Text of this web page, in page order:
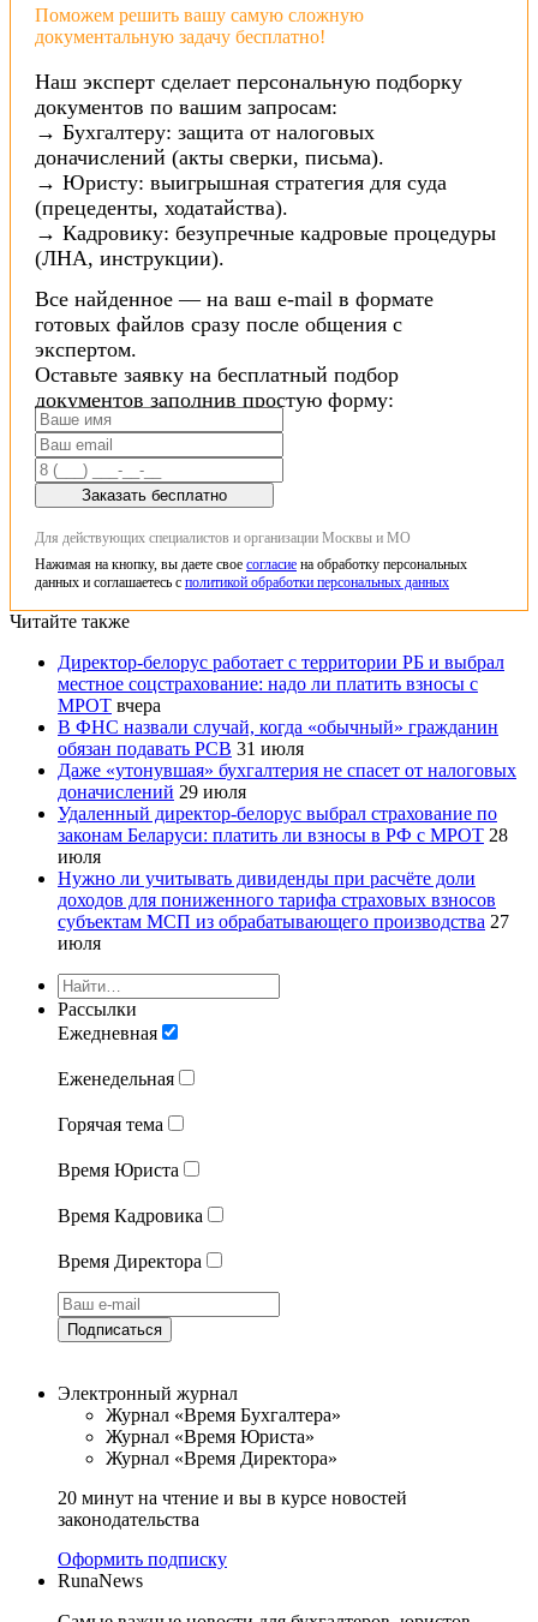
Поможем решить вашу самую сложную
документальную задачу бесплатно!
Наш эксперт сделает персональную подборку
документов по вашим запросам:
→ Бухгалтеру: защита от налоговых
доначислений (акты сверки, письма).
→ Юристу: выигрышная стратегия для суда
(прецеденты, ходатайства).
→ Кадровику: безупречные кадровые процедуры
(ЛНА, инструкции).
Все найденное — на ваш e-mail в формате
готовых файлов сразу после общения с
экспертом.
Оставьте заявку на бесплатный подбор
документов заполнив простую форму:
Заказать бесплатно
Для действующих специалистов и организации Москвы и МО
Нажимая на кнопку, вы даете свое согласие на обработку персональных
данных и соглашаетесь с политикой обработки персональных данных
Читайте также
Директор-белорус работает с территории РБ и выбрал
местное соцстрахование: надо ли платить взносы с
МРОТ вчера
В ФНС назвали случай, когда «обычный» гражданин
обязан подавать РСВ 31 июля
Даже «утонувшая» бухгалтерия не спасет от налоговых
доначислений 29 июля
Удаленный директор-белорус выбрал страхование по
законам Беларуси: платить ли взносы в РФ с МРОТ 28
июля
Нужно ли учитывать дивиденды при расчёте доли
доходов для пониженного тарифа страховых взносов
субъектам МСП из обрабатывающего производства 27
июля
Рассылки
Ежедневная
Еженедельная
Горячая тема
Время Юриста
Время Кадровика
Время Директора
Подписаться
Электронный журнал
Журнал «Время Бухгалтера»
Журнал «Время Юриста»
Журнал «Время Директора»
20 минут на чтение и вы в курсе новостей
законодательства
Оформить подписку
RunaNews